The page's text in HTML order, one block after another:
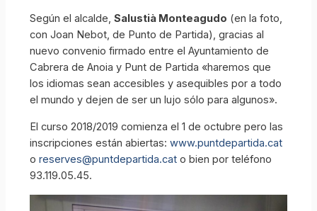
Según el alcalde,Salustià Monteagudo (en la foto,
con Joan Nebot, de Punto de Partida), gracias al
nuevo convenio firmado entre el Ayuntamiento de
Cabrera de Anoia y Punt de Partida «haremos que
los idiomas sean accesibles y asequibles por a todo
el mundo y dejen de ser un lujo sólo para algunos».
El curso 2018/2019 comienza el 1 de octubre pero las
inscripciones están abiertas:www.puntdepartida.cat
oreserves@puntdepartida.cat o bien por teléfono
93.119.05.45.